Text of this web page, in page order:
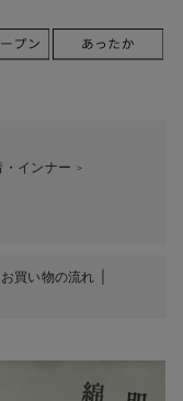
・インナー ＞
お買い物の流れ